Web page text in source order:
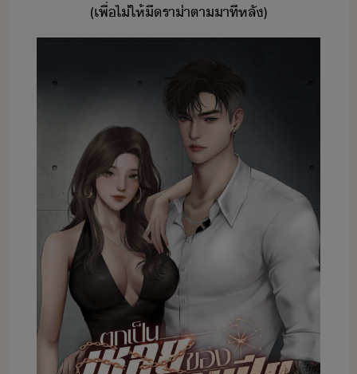
(​เพื่​ไ่​ให้​ี​รา​่า​ตาา​ทีหลั​)​